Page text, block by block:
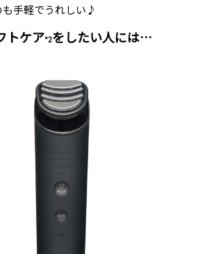
も手軽でうれしい♪
トケア*2をしたい人には…